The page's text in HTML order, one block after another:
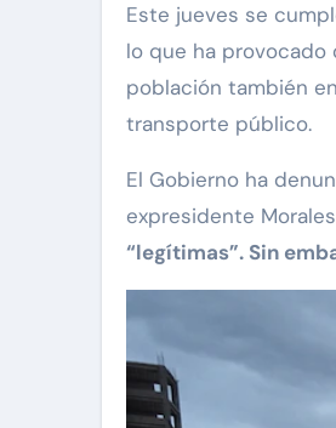
Este jueves se
lo que ha provocado
población también
transporte público.
El Gobierno ha
expresidente
“legítimas”. Sin